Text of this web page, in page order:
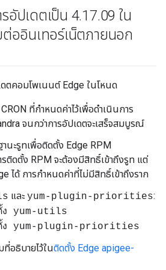
อัปเดตเป็น 4.17.09 ใน
ออินเทอร์เน็ตภายนอก
ตคอมโพเนนต์ Edge ในโหนด
ที่กำหนดค่าไว้เพื่อดำเนินการ
จนกว่าการอัปเดตจะเสร็จสมบูรณ์
านะรูทเพื่อติดตั้ง Edge RPM
รติดตั้ง RPM จะต้องมีสิทธิ์เข้าถึงรูท แต่
ได้ การกำหนดค่าที่ไม่มีสิทธิ์เข้าถึงราก
และyum-plugin-priorities:
ง yum-utils
ตั้ง yum-plugin-priorities
ที่อธิบายไว้ในติดตั้ง Edge apigee-